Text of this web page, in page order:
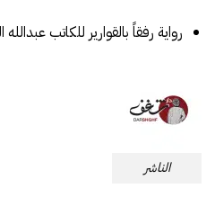
رواية رفقاً بالقوارير للكاتب
الناشر